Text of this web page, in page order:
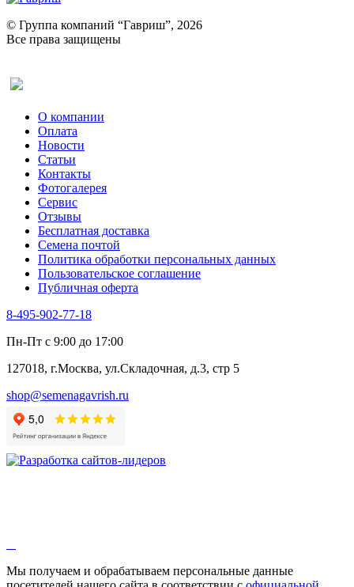
Ревень
Рукола
Рута
Тмин
Трава для чая
Туласи
Укроп
Фенхель пряный
Хризантема овощная
Цикорий пряный
Цикорий салатный (Витлуф)
Черемша
Шпинат
Щавель
Эндивий
Эстрагон
Алтей
Бессмертник
Валериана
Валерианелла
Гибискус лекарственный
Девясил
Душица
Змееголовник
Мыльнянка
© Группа компаний “Гавриш”, 2026
Все права защищены
О компании
Оплата
Новости
Статьи
Контакты
Фотогалерея​
Сервис
Отзывы
Бесплатная доставка
Семена почтой
Политика обработки персональных данных
Пользовательское соглашение
Публичная оферта
8-495-902-77-18
Пн-Пт с 9:00 до 17:00
127018, г.Москва, ул.Складочная, д.3, стр 5
shop@semenagavrish.ru
Мы получаем и обрабатываем персональные данные